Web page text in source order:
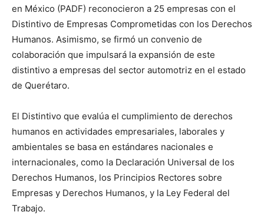
en México (PADF) reconocieron a 25 empresas con el
Distintivo de Empresas Comprometidas con los Derechos
Humanos. Asimismo, se firmó un convenio de
colaboración que impulsará la expansión de este
distintivo a empresas del sector automotriz en el estado
de Querétaro.
El Distintivo que evalúa el cumplimiento de derechos
humanos en actividades empresariales, laborales y
ambientales se basa en estándares nacionales e
internacionales, como la Declaración Universal de los
Derechos Humanos, los Principios Rectores sobre
Empresas y Derechos Humanos, y la Ley Federal del
Trabajo.